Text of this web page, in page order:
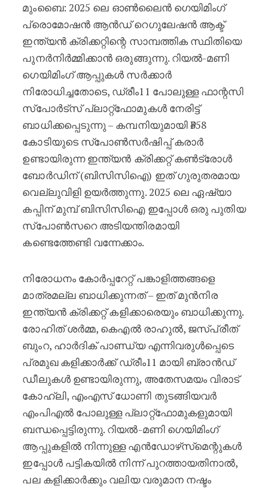
മുംബൈ: 2025 ലെ ഓൺലൈൻ ഗെയിമിംഗ്
പ്രൊമോഷൻ ആൻഡ് റെഗുലേഷൻ ആക്ട്
ഇന്ത്യൻ ക്രിക്കറ്റിന്റെ സാമ്പത്തിക സ്ഥിതിയെ
പുനർനിർമ്മിക്കാൻ ഒരുങ്ങുന്നു. റിയൽ-മണി
ഗെയിമിംഗ് ആപ്പുകൾ സർക്കാർ
നിരോധിച്ചതോടെ, ഡ്രീം11 പോലുള്ള ഫാന്റസി
സ്‌പോർട്‌സ് പ്ലാറ്റ്‌ഫോമുകൾ നേരിട്ട്
ബാധിക്കപ്പെടുന്നു – കമ്പനിയുമായി ₹358
കോടിയുടെ സ്‌പോൺസർഷിപ്പ് കരാർ
ഉണ്ടായിരുന്ന ഇന്ത്യൻ ക്രിക്കറ്റ് കൺട്രോൾ
ബോർഡിന് (ബിസിസിഐ) ഇത് ഗുരുതരമായ
വെല്ലുവിളി ഉയർത്തുന്നു. 2025 ലെ ഏഷ്യാ
കപ്പിന് മുമ്പ് ബിസിസിഐ ഇപ്പോൾ ഒരു പുതിയ
സ്‌പോൺസറെ അടിയന്തിരമായി
കണ്ടെത്തേണ്ടി വന്നേക്കാം.
നിരോധനം കോർപ്പറേറ്റ് പങ്കാളിത്തങ്ങളെ
മാത്രമല്ല ബാധിക്കുന്നത് – ഇത് മുൻനിര
ഇന്ത്യൻ ക്രിക്കറ്റ് കളിക്കാരെയും ബാധിക്കുന്നു.
രോഹിത് ശർമ്മ, കെഎൽ രാഹുൽ, ജസ്പ്രീത്
ബുംറ, ഹാർദിക് പാണ്ഡ്യ എന്നിവരുൾപ്പെടെ
പ്രമുഖ കളിക്കാർക്ക് ഡ്രീം11 മായി ബ്രാൻഡ്
ഡീലുകൾ ഉണ്ടായിരുന്നു, അതേസമയം വിരാട്
കോഹ്‌ലി, എംഎസ് ധോണി തുടങ്ങിയവർ
എംപിഎൽ പോലുള്ള പ്ലാറ്റ്‌ഫോമുകളുമായി
ബന്ധപ്പെട്ടിരുന്നു. റിയൽ-മണി ഗെയിമിംഗ്
ആപ്പുകളിൽ നിന്നുള്ള എൻഡോഴ്‌സ്‌മെന്റുകൾ
ഇപ്പോൾ പട്ടികയിൽ നിന്ന് പുറത്തായതിനാൽ,
പല കളിക്കാർക്കും വലിയ വരുമാന നഷ്ടം